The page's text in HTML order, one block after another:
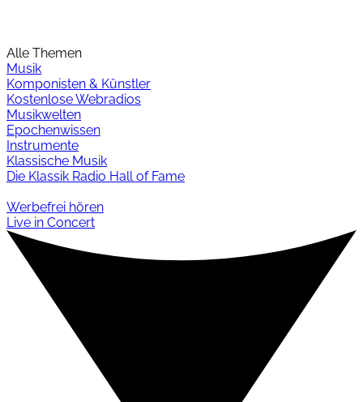
Alle Themen
Musik
Komponisten & Künstler
Kostenlose Webradios
Musikwelten
Epochenwissen
Instrumente
Klassische Musik
Die Klassik Radio Hall of Fame
Werbefrei hören
Live in Concert